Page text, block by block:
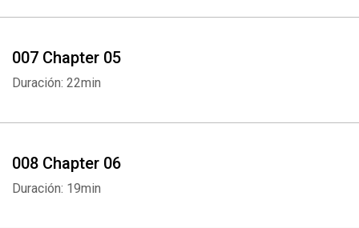
007 Chapter 05
Duración: 22min
008 Chapter 06
Duración: 19min